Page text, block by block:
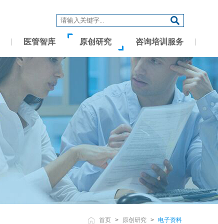
医管智库 原创研究 咨询培训服务
首页 > 原创研究 > 电子资料